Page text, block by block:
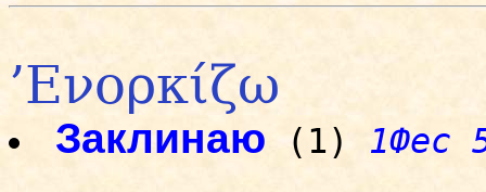
’Ενορκίζω
Заклинаю (1) 1Фес